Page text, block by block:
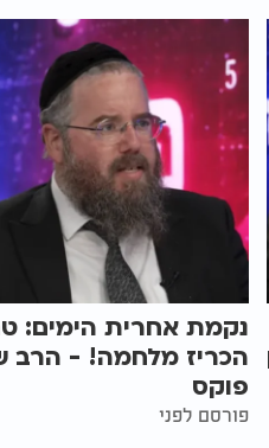
נקמת אחרית הימים:
הכריז מלחמה! - הרב
פוקס
פורסם לפני